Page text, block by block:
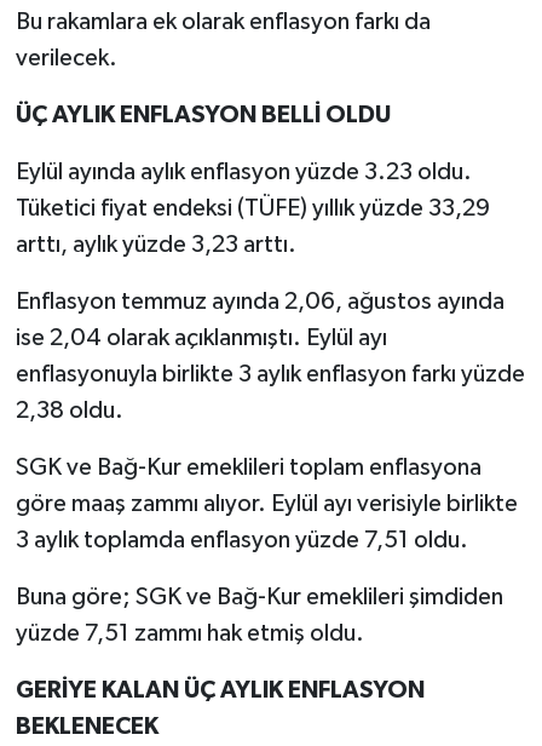
Bu rakamlara ek olarak enflasyon farkı da
verilecek.
ÜÇ AYLIK ENFLASYON BELLİ OLDU
Eylül ayında aylık enflasyon yüzde 3.23 oldu.
Tüketici fiyat endeksi (TÜFE) yıllık yüzde 33,29
arttı, aylık yüzde 3,23 arttı.
Enflasyon temmuz ayında 2,06, ağustos ayında
ise 2,04 olarak açıklanmıştı. Eylül ayı
enflasyonuyla birlikte 3 aylık enflasyon farkı yüzde
2,38 oldu.
SGK ve Bağ-Kur emeklileri toplam enflasyona
göre maaş zammı alıyor. Eylül ayı verisiyle birlikte
3 aylık toplamda enflasyon yüzde 7,51 oldu.
Buna göre; SGK ve Bağ-Kur emeklileri şimdiden
yüzde 7,51 zammı hak etmiş oldu.
GERİYE KALAN ÜÇ AYLIK ENFLASYON
BEKLENECEK